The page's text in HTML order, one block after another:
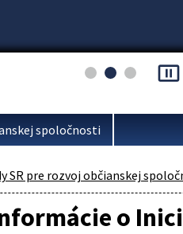
pause_presentation
spoločnosti
SR pre rozvoj občianskej
o